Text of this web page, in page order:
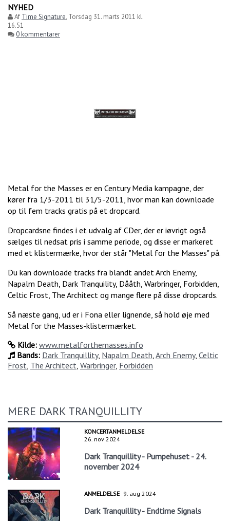
NYHED
Af Time Signature, Torsdag 31. marts 2011 kl.
16.51
0 kommentarer
Metal for the Masses er en Century Media kampagne, der
kører fra 1/3-2011 til 31/5-2011, hvor man kan downloade
op til fem tracks gratis på et dropcard.
Dropcardsne findes i et udvalg af CDer, der er iøvrigt også
sælges til nedsat pris i samme periode, og disse er markeret
med et klistermærke, hvor der står "Metal for the Masses" på.
Du kan downloade tracks fra blandt andet Arch Enemy,
Napalm Death, Dark Tranquility, Dååth, Warbringer, Forbidden,
Celtic Frost, The Architect og mange flere på disse dropcards.
Så næste gang, ud er i Fona eller lignende, så hold øje med
Metal for the Masses-klistermærket.
Kilde: www.metalforthemasses.info
Bands: Dark Tranquillity, Napalm Death,Arch Enemy, Celtic
Frost, The Architect, Warbringer, Forbidden
MERE DARK TRANQUILLITY
KONCERTANMELDELSE
26. nov 2024
Dark Tranquillity - Pumpehuset - 24.
november 2024
ANMELDELSE 9. aug 2024
Dark Tranquillity - Endtime Signals